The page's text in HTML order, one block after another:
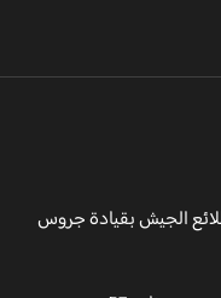
الجيش بقيادة جروس